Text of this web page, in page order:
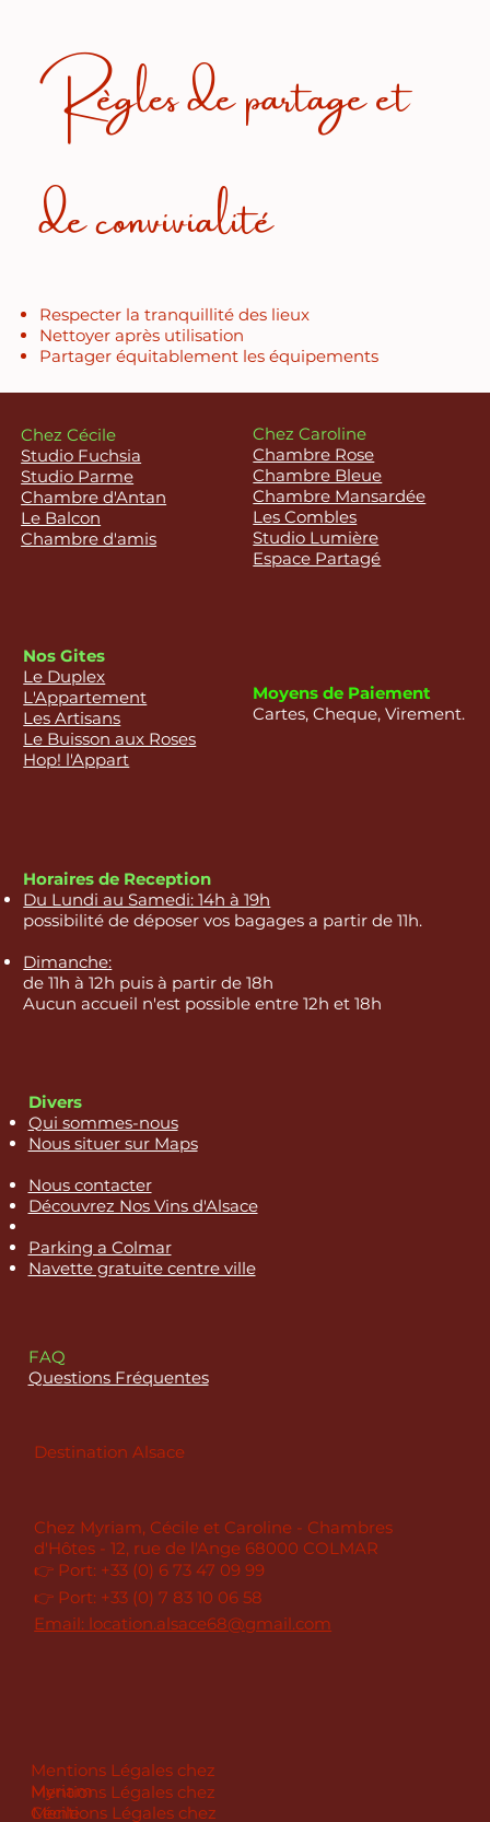
Règles de partage et
de convivialité
Respecter la tranquillité des lieux
Nettoyer après utilisation
Partager équitablement les équipements
Mentions Légales chez
Myriam
Moyens de Paiement
Cartes, Cheque, Virement.
Nos Gites
Le Duplex
L'Appartement
Les Artisans
Le Buisson aux Roses
Hop! l'Appart
Chez Caroline
Chambre Rose
Chambre Bleue
Chambre Mansardée
Les Combles
Studio Lumière
Espace Partagé
Chez Cécile
Studio Fuchsia
Studio Parme
Chambre d'Antan
Le Balcon
Chambre d'amis
Destination Alsace
Horaires de Reception
Du Lundi au Samedi: 14h à 19h
possibilité de déposer vos bagages a partir de 11h.
Dimanche:
de 11h à 12h puis à partir de 18h
Aucun accueil n'est possible entre 12h et 18h
Divers
Qui sommes-nous
Nous situer sur Maps
Nous contacter
Découvrez Nos Vins d'Alsace
Parking a Colmar
Navette gratuite centre ville
Chez Myriam, Cécile et Caroline - Chambres
d'Hôtes - 12, rue de l'Ange 68000 COLMAR
👉 Port: +33 (0) 6 73 47 09 99
👉 Port: +33 (0) 7 83 10 06 58
Email: location.alsace68@gmail.com
FAQ
Questions Fréquentes
Mentions Légales chez
Mentions Légales chez
Cécile